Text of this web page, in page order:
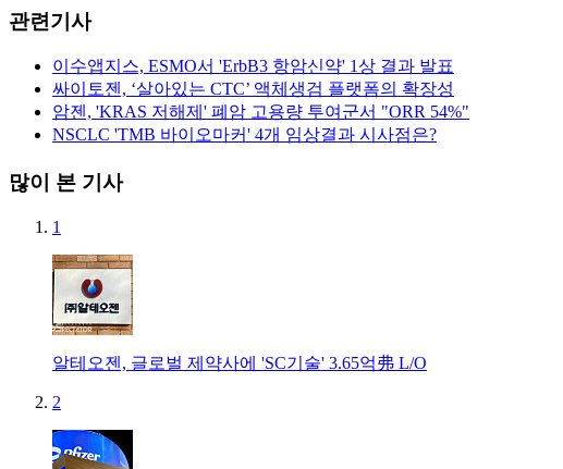
관련기사
이수앱지스, ESMO서 'ErbB3 항암신약' 1상 결과 발표
싸이토젠, ‘살아있는 CTC’ 액체생검 플랫폼의 확장성
암젠, 'KRAS 저해제' 폐암 고용량 투여군서 "ORR 54%"
NSCLC 'TMB 바이오마커' 4개 임상결과 시사점은?
많이 본 기사
1
알테오젠, 글로벌 제약사에 'SC기술' 3.65억弗 L/O
2